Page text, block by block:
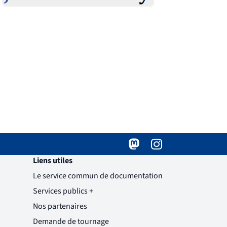
Mastodon
( )
(nouvelle fenêtre)
Instagram
( )
(nouvelle fenêtre)
Liens utiles
Le service commun de documentation
Services publics +
(nouvelle fenêtre)
Nos partenaires
Demande de tournage